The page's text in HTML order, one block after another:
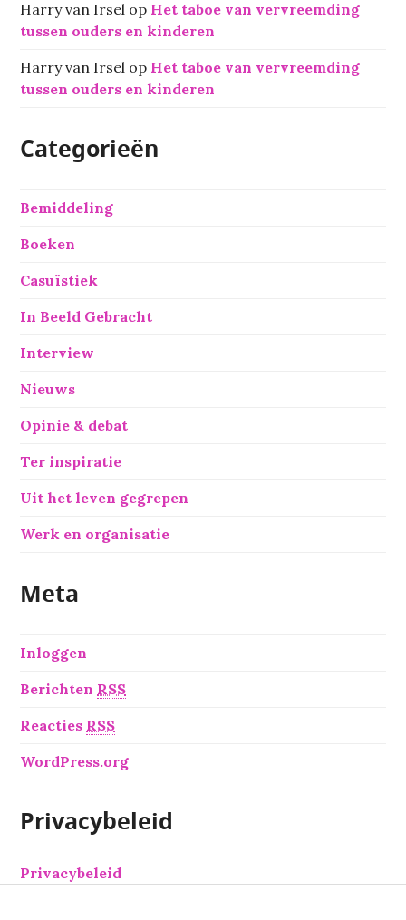
Harry van Irsel op Het taboe van vervreemding
tussen ouders en kinderen
Harry van Irsel op Het taboe van vervreemding
tussen ouders en kinderen
Categorieën
Bemiddeling
Boeken
Casuïstiek
In Beeld Gebracht
Interview
Nieuws
Opinie & debat
Ter inspiratie
Uit het leven gegrepen
Werk en organisatie
Meta
Inloggen
Berichten RSS
Reacties RSS
WordPress.org
Privacybeleid
Privacybeleid